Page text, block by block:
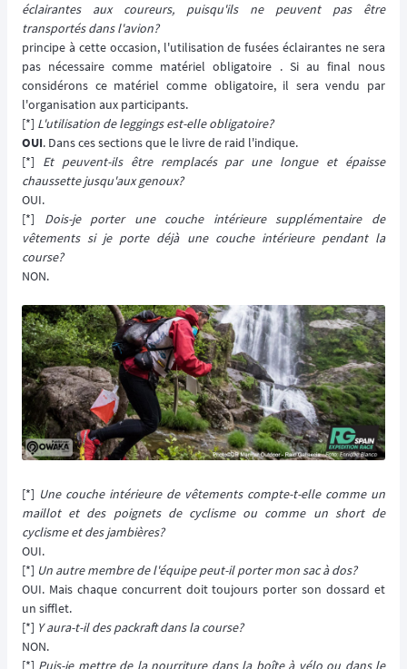
éclairantes aux coureurs, puisqu'ils ne peuvent pas être
transportés dans l'avion?
principe à cette occasion, l'utilisation de fusées éclairantes ne sera
pas nécessaire comme matériel obligatoire . Si au final nous
considérons ce matériel comme obligatoire, il sera vendu par
l'organisation aux participants.
[*] L'utilisation de leggings est-elle obligatoire?
OUI. Dans ces sections que le livre de raid l'indique.
[*] Et peuvent-ils être remplacés par une longue et épaisse
chaussette jusqu'aux genoux?
OUI.
[*] Dois-je porter une couche intérieure supplémentaire de
vêtements si je porte déjà une couche intérieure pendant la
course?
NON.
[*] Une couche intérieure de vêtements compte-t-elle comme un
maillot et des poignets de cyclisme ou comme un short de
cyclisme et des jambières?
OUI.
[*] Un autre membre de l'équipe peut-il porter mon sac à dos?
OUI. Mais chaque concurrent doit toujours porter son dossard et
un sifflet.
[*] Y aura-t-il des packraft dans la course?
NON.
[*] Puis-je mettre de la nourriture dans la boîte à vélo ou dans le